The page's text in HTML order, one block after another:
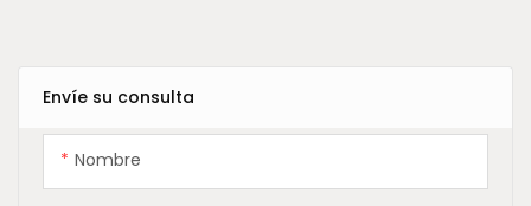
Envíe su consulta
Nombre